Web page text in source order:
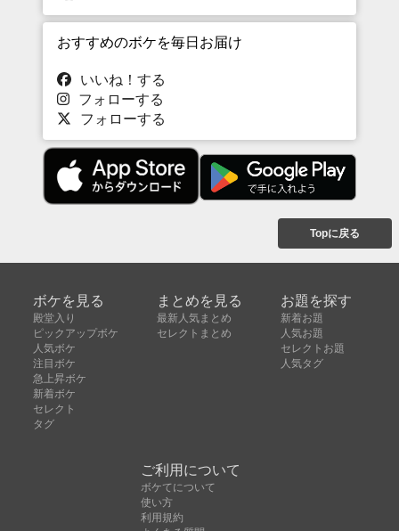
おすすめのボケを毎日お届け
いいね！する
フォローする
フォローする
Topに戻る
ボケを見る
殿堂入り
ピックアップボケ
人気ボケ
注目ボケ
急上昇ボケ
新着ボケ
セレクト
タグ
まとめを見る
最新人気まとめ
セレクトまとめ
お題を探す
新着お題
人気お題
セレクトお題
人気タグ
ご利用について
ボケてについて
使い方
利用規約